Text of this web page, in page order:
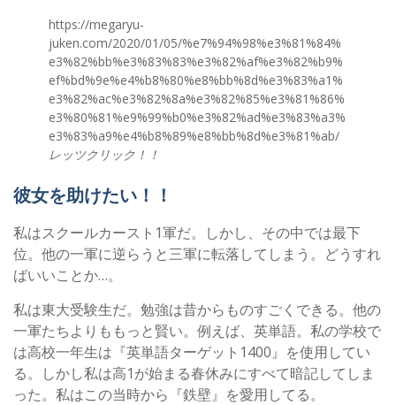
https://megaryu-
juken.com/2020/01/05/%e7%94%98%e3%81%84%
e3%82%bb%e3%83%83%e3%82%af%e3%82%b9%
ef%bd%9e%e4%b8%80%e8%bb%8d%e3%83%a1%
e3%82%ac%e3%82%8a%e3%82%85%e3%81%86%
e3%80%81%e9%99%b0%e3%82%ad%e3%83%a3%
e3%83%a9%e4%b8%89%e8%bb%8d%e3%81%ab/
レッツクリック！！
彼女を助けたい！！
私はスクールカースト1軍だ。しかし、その中では最下
位。他の一軍に逆らうと三軍に転落してしまう。どうすれ
ばいいことか…。
私は東大受験生だ。勉強は昔からものすごくできる。他の
一軍たちよりももっと賢い。例えば、英単語。私の学校で
は高校一年生は『英単語ターゲット1400』を使用してい
る。しかし私は高1が始まる春休みにすべて暗記してしま
った。私はこの当時から『鉄壁』を愛用してる。